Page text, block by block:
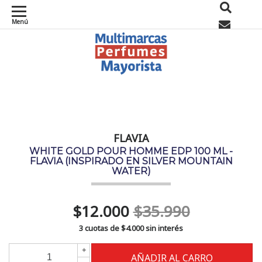
Menú
FLAVIA
WHITE GOLD POUR HOMME EDP 100 ML -
FLAVIA (INSPIRADO EN SILVER MOUNTAIN
WATER)
$12.000$35.990
3 cuotas de$4.000sin interés
+